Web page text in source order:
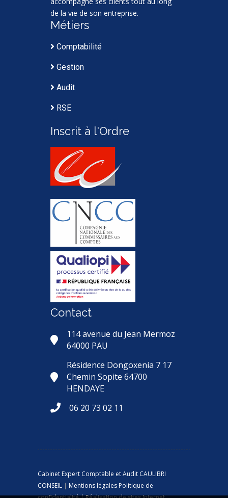
de la vie de son entreprise.
Métiers
Comptabilité
Gestion
Audit
RSE
Inscrit à l'Ordre
Contact
114 avenue du Jean Mermoz
64000 PAU
Résidence Dongoxenia 7 17
Chemin Sopite 64700
HENDAYE
06 20 73 02 11
Cabinet Expert Comptable et Audit CAULIBRI
CONSEIL | Mentions légales Politique de